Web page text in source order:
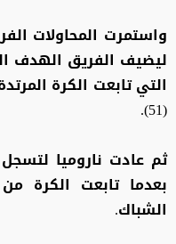
واستمرت المحاولات
ليضيف الفريق الهدف
التي تابعت الكرة
(51).
بعدما تابعت الكرة
الشباك.